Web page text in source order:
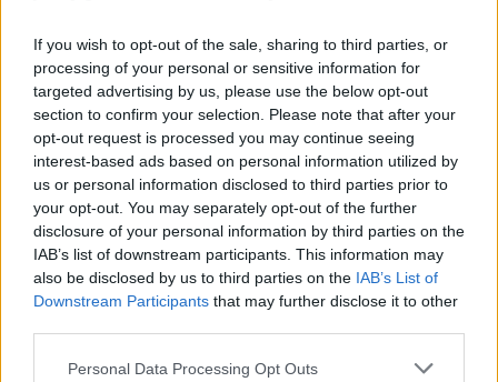
If you wish to opt-out of the sale, sharing to third parties, or
processing of your personal or sensitive information for
targeted advertising by us, please use the below opt-out
section to confirm your selection. Please note that after your
opt-out request is processed you may continue seeing
interest-based ads based on personal information utilized by
us or personal information disclosed to third parties prior to
your opt-out. You may separately opt-out of the further
disclosure of your personal information by third parties on the
IAB’s list of downstream participants. This information may
also be disclosed by us to third parties on the IAB’s List of
Downstream Participants that may further disclose it to other
Please note that this website/app uses one or more Google
Personal Data Processing Opt Outs
Εκτέλεση
Με ένα μαχαίρι κάνουμε μια οριζόντια τομή σε κάθε